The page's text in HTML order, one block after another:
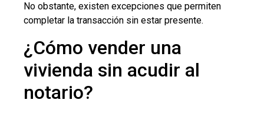
No obstante, existen excepciones que permiten
completar la transacción sin estar presente.
¿Cómo vender una
vivienda sin acudir al
notario?